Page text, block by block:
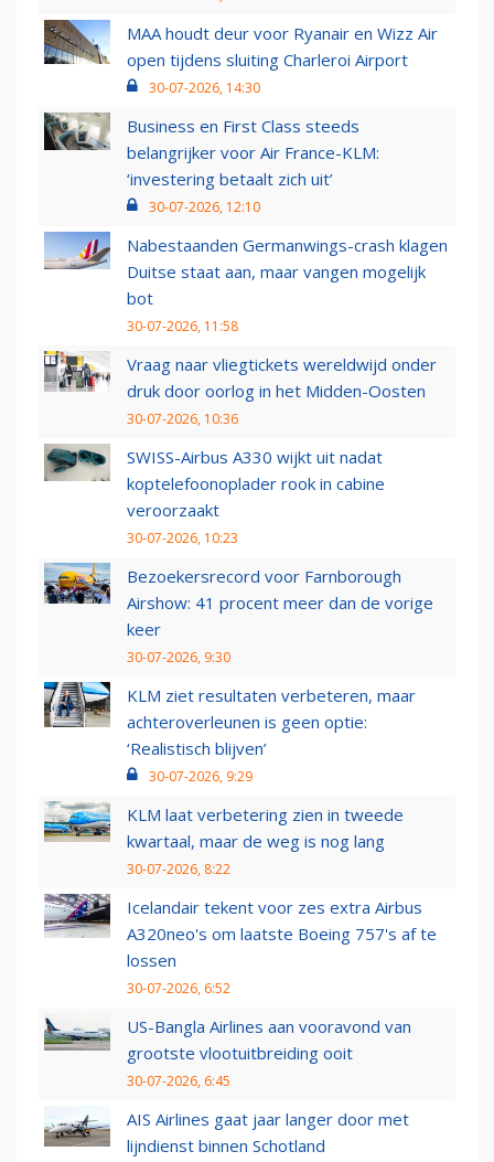
MAA houdt deur voor Ryanair en Wizz Air
open tijdens sluiting Charleroi Airport
30-07-2026, 14:30
Business en First Class steeds
belangrijker voor Air France-KLM:
‘investering betaalt zich uit’
30-07-2026, 12:10
Nabestaanden Germanwings-crash klagen
Duitse staat aan, maar vangen mogelijk
bot
30-07-2026, 11:58
Vraag naar vliegtickets wereldwijd onder
druk door oorlog in het Midden-Oosten
30-07-2026, 10:36
SWISS-Airbus A330 wijkt uit nadat
koptelefoonoplader rook in cabine
veroorzaakt
30-07-2026, 10:23
Bezoekersrecord voor Farnborough
Airshow: 41 procent meer dan de vorige
keer
30-07-2026, 9:30
KLM ziet resultaten verbeteren, maar
achteroverleunen is geen optie:
‘Realistisch blijven’
30-07-2026, 9:29
KLM laat verbetering zien in tweede
kwartaal, maar de weg is nog lang
30-07-2026, 8:22
Icelandair tekent voor zes extra Airbus
A320neo's om laatste Boeing 757's af te
lossen
30-07-2026, 6:52
US-Bangla Airlines aan vooravond van
grootste vlootuitbreiding ooit
30-07-2026, 6:45
AIS Airlines gaat jaar langer door met
lijndienst binnen Schotland